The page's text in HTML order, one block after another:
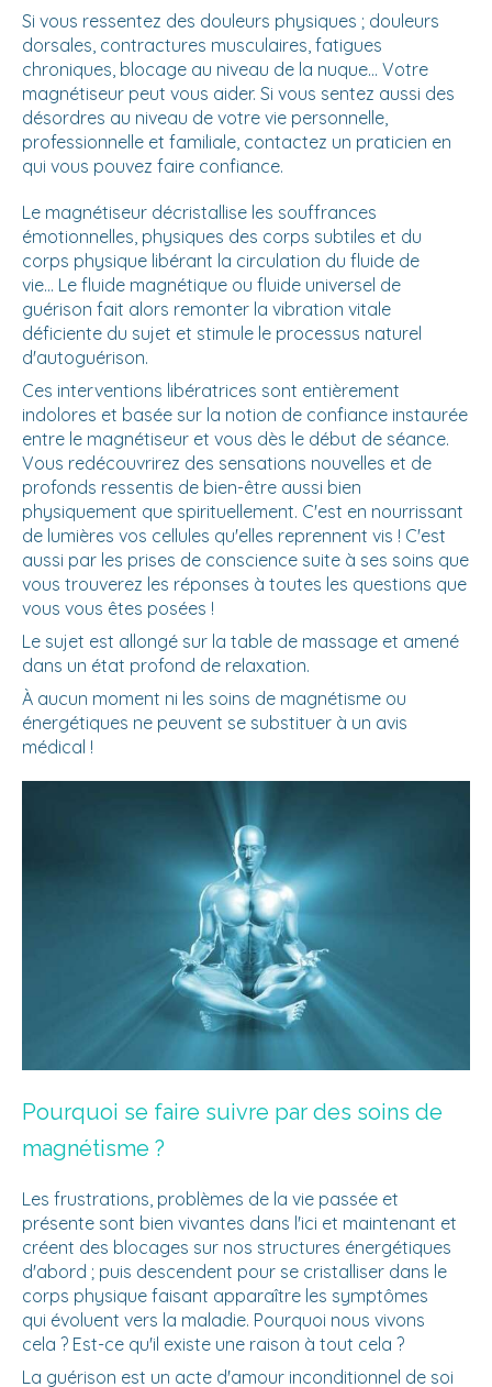
Si vous ressentez des douleurs physiques ; douleurs
dorsales, contractures musculaires, fatigues
chroniques, blocage au niveau de la nuque… Votre
magnétiseur peut vous aider. Si vous sentez aussi des
désordres au niveau de votre vie personnelle,
professionnelle et familiale, contactez un praticien en
qui vous pouvez faire confiance.
Le magnétiseur décristallise les souffrances
émotionnelles, physiques des corps subtiles et du
corps physique libérant la circulation du fluide de
vie... Le fluide magnétique ou fluide universel de
guérison fait alors remonter la vibration vitale
déficiente du sujet et stimule le processus naturel
d'autoguérison.
Ces interventions libératrices sont entièrement
indolores et basée sur la notion de confiance instaurée
entre le magnétiseur et vous dès le début de séance.
Vous redécouvrirez des sensations nouvelles et de
profonds ressentis de bien-être aussi bien
physiquement que spirituellement. C'est en nourrissant
de lumières vos cellules qu'elles reprennent vis ! C'est
aussi par les prises de conscience suite à ses soins que
vous trouverez les réponses à toutes les questions que
vous vous êtes posées !
Le sujet est allongé sur la table de massage et amené
dans un état profond de relaxation.
À aucun moment ni les soins de magnétisme ou
énergétiques ne peuvent se substituer à un avis
médical !
Pourquoi se faire suivre par des soins de
magnétisme ?
Les frustrations, problèmes de la vie passée et
présente sont bien vivantes dans l'ici et maintenant et
créent des blocages sur nos structures énergétiques
d'abord ; puis descendent pour se cristalliser dans le
corps physique faisant apparaître les symptômes
qui évoluent vers la maladie. Pourquoi nous vivons
cela ? Est-ce qu'il existe une raison à tout cela ?
La guérison est un acte d'amour inconditionnel de soi